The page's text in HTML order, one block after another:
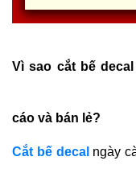
Vì sao cắt bế
cáo và bán lẻ?
Cắt bế decal ngày